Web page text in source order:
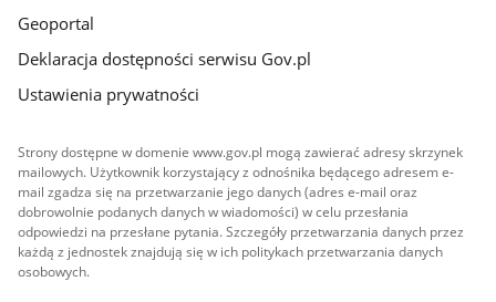
Geoportal
Deklaracja dostępności serwisu Gov.pl
Ustawienia prywatności
Strony dostępne w domenie www.gov.pl mogą zawierać adresy skrzynek
mailowych. Użytkownik korzystający z odnośnika będącego adresem e-
mail zgadza się na przetwarzanie jego danych (adres e-mail oraz
dobrowolnie podanych danych w wiadomości) w celu przesłania
odpowiedzi na przesłane pytania. Szczegóły przetwarzania danych przez
każdą z jednostek znajdują się w ich politykach przetwarzania danych
osobowych.